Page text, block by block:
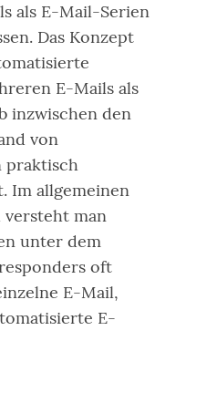
als E-Mail-Serien
Das Konzept
E-Mails als
inzwischen den
von
praktisch
Im allgemeinen
versteht man
unter dem
oft
E-Mail,
E-